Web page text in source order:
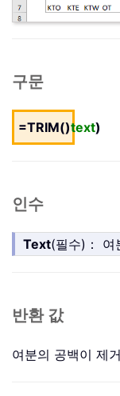
구문
=TRIM()text)
인수
Text(필수)： 여
반환 값
여분의 공백이 제